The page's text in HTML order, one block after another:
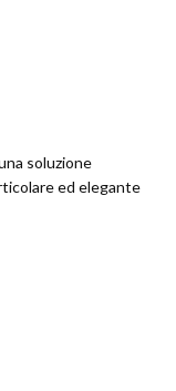
soluzione
ed elegante